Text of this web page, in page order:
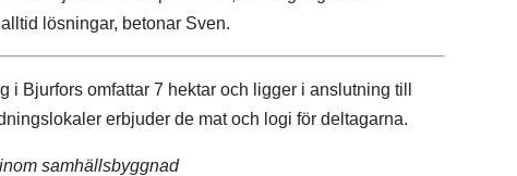
lösningar, betonar Sven.
Bjurfors omfattar 7 hektar och ligger i anslutning till
erbjuder de mat och logi för deltagarna.
samhällsbyggnad